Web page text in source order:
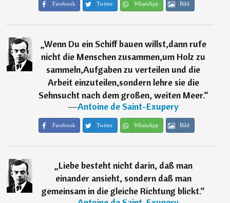
Facebook Twitter WhatsApp Bild
„Wenn Du ein Schiff bauen willst,dann rufe
nicht die Menschen zusammen,um Holz zu
sammeln,Aufgaben zu verteilen und die
Arbeit einzuteilen,sondern lehre sie die
Sehnsucht nach dem großen, weiten Meer.“
―Antoine de Saint-Exupery
Facebook Twitter WhatsApp Bild
„Liebe besteht nicht darin, daß man
einander ansieht, sondern daß man
gemeinsam in die gleiche Richtung blickt.“